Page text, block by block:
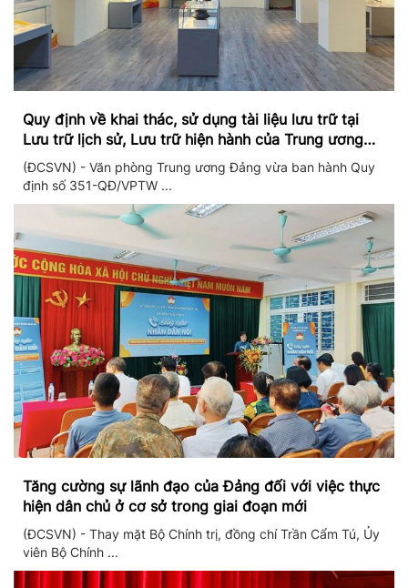
Quy định về khai thác, sử dụng tài liệu lưu trữ tại
Lưu trữ lịch sử, Lưu trữ hiện hành của Trung ương
Đảng và Văn phòng Trung ương Đảng
(ĐCSVN) - Văn phòng Trung ương Đảng vừa ban hành Quy
định số 351-QĐ/VPTW ...
Tăng cường sự lãnh đạo của Đảng đối với việc thực
hiện dân chủ ở cơ sở trong giai đoạn mới
(ĐCSVN) - Thay mặt Bộ Chính trị, đồng chí Trần Cẩm Tú, Ủy
viên Bộ Chính ...